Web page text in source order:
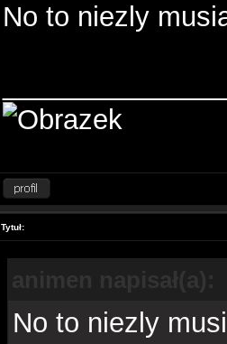
No to niezly
Tytuł:
No to niezly